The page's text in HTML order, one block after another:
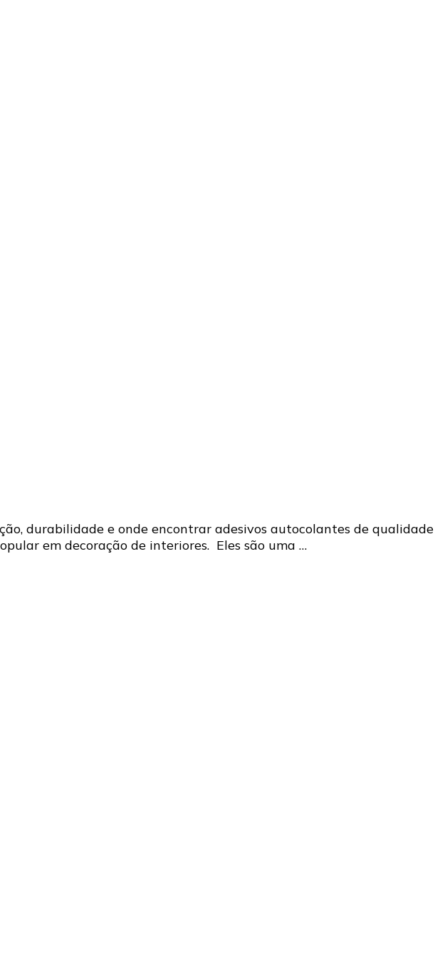
durabilidade e onde encontrar adesivos autocolantes de qualidade
em decoração de interiores. Eles são uma …